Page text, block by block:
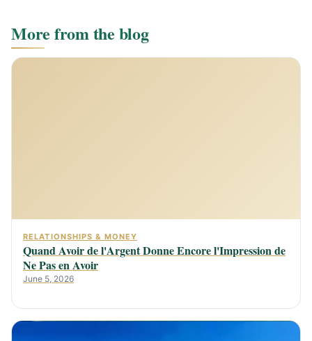
More from the blog
RELATIONSHIPS & MONEY
Quand Avoir de l'Argent Donne Encore l'Impression de
Ne Pas en Avoir
June 5, 2026